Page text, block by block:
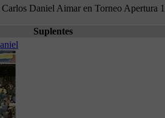
Daniel Aimar en Torneo Apertura
Suplentes